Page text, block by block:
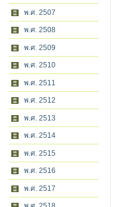
พ.ศ. 2507
พ.ศ. 2508
พ.ศ. 2509
พ.ศ. 2510
พ.ศ. 2511
พ.ศ. 2512
พ.ศ. 2513
พ.ศ. 2514
พ.ศ. 2515
พ.ศ. 2516
พ.ศ. 2517